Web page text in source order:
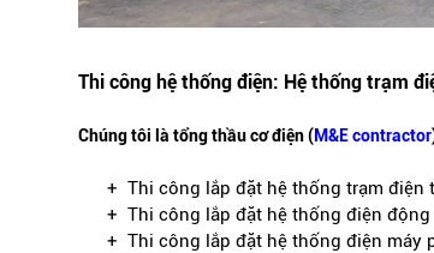
Thi công hệ thống điện: Hệ thống trạm
Chúng tôi là tổng thầu cơ điện (M&E contractor
+ Thi công lắp đặt hệ thống trạm điện
+ Thi công lắp đặt hệ thống điện động
+ Thi công lắp đặt hệ thống điện máy